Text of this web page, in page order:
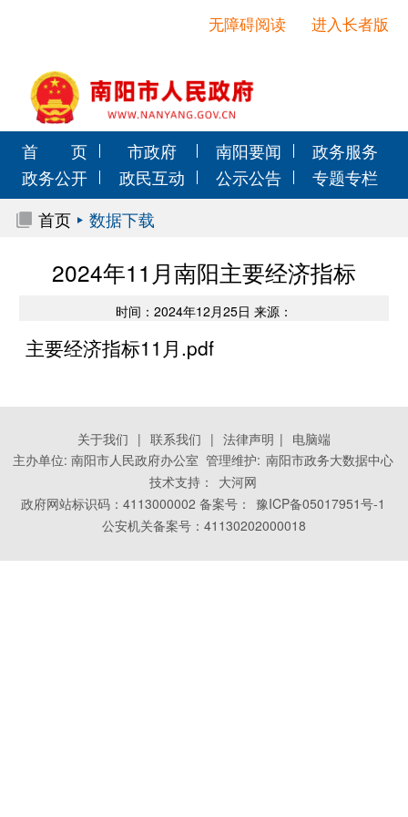
进入长者版
无障碍阅读
首 页 市政府 南阳要闻
政务服务
政务公开
政民互动 公示公告
专题专栏
首页
数据下载
2024年11月南阳主要经济指标
时间：2024年12月25日 来源：
主要经济指标11月.pdf
关于我们 | 联系我们 | 法律声明 | 电脑端
主办单位: 南阳市人民政府办公室 管理维护: 南阳市政务大数据中心
技术支持：
大河网
政府网站标识码：4113000002 备案号： 豫ICP备05017951号-1
公安机关备案号：41130202000018